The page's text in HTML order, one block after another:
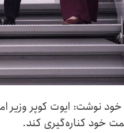
خود نوشت: ایوت کوپر
خود کناره‌گیری کند.